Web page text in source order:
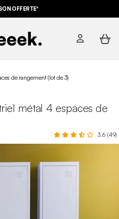
OFFERTE*
de rangement (lot de 3)
métal 4 espaces de
3.6 (49)